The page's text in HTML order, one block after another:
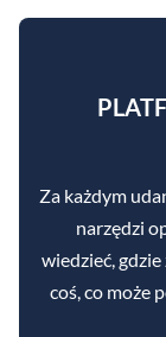
Za każdym
narzędzi
wiedzieć, gdzie
coś, co może